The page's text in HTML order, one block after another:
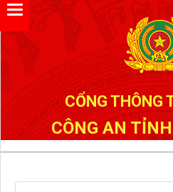
CỔNG THÔNG
CÔNG AN